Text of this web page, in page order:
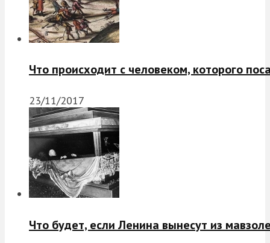
Что происходит с человеком, которого
23/11/2017
Что будет, если Ленина вынесут из